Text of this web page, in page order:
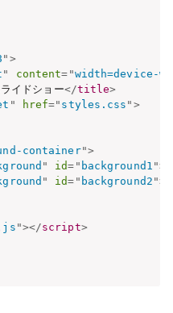
" >
" content= "width=device-
イドショー</title>
" href=" styles.css " >
container">
" id= " background1 ">
" id= " background2 ">
"></script>